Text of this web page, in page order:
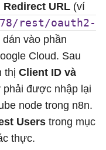
Redirect URL (ví
rest/oauth2-
dán vào phần
Cloud. Sau
thị Client ID và
phải được nhập lại
node trong n8n.
Users trong mục
thực.